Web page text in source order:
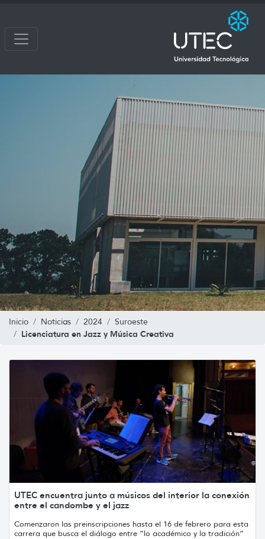
Inicio Noticias 2024 Suroeste
Licenciatura en Jazz y Música Creativa
UTEC encuentra junto a músicos del interior la conexión
entre el candombe y el jazz
Comenzaron las preinscripciones hasta el 16 de febrero para esta
carrera que busca el diálogo entre “lo académico y la tradición”